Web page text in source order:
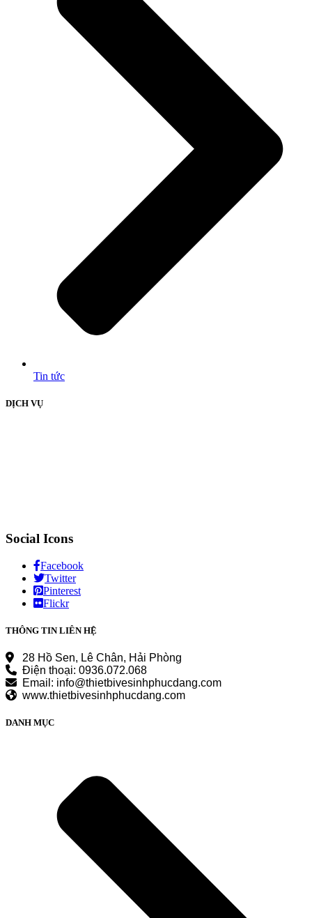
Tin tức
DỊCH VỤ
Social Icons
Facebook
Twitter
Pinterest
Flickr
THÔNG TIN LIÊN HỆ
28 Hồ Sen, Lê Chân, Hải Phòng
Điện thoại: 0936.072.068
Email: info@thietbivesinhphucdang.com
www.thietbivesinhphucdang.com
DANH MỤC